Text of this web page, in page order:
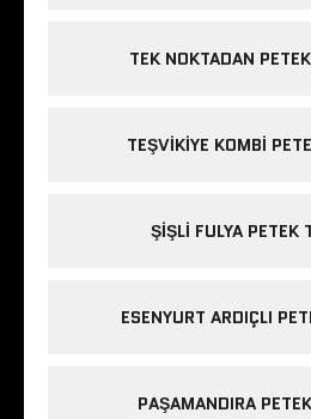
TEK NOKTADAN
TEŞVIKIYE KOMBI
ŞIŞLI FULYA PETEK
ESENYURT ARDIÇLI
PAŞAMANDIRA